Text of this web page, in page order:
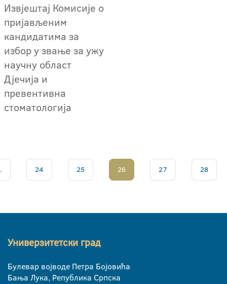
Извјештај Комисије о
пријављеним
кандидатима за
избор у звање за ужу
научну област
Дјечија и
превентивна
стоматологија
24 25 26 27 28
Универзитетски град
Булевар војводе Петра Бојовића
Бања Лука, Република Српска